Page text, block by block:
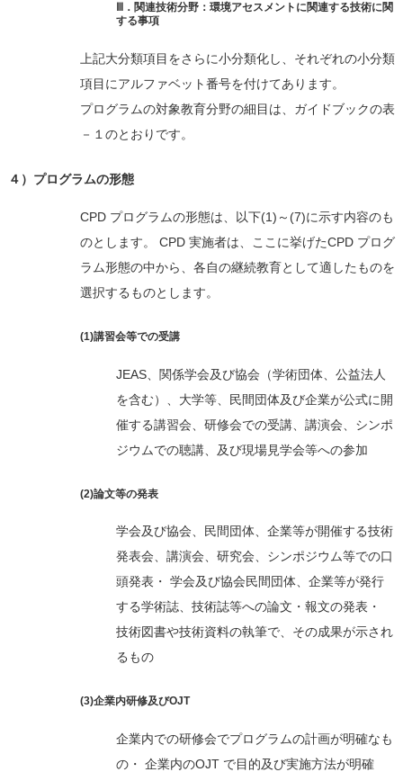
Ⅲ．関連技術分野：環境アセスメントに関連する技術に関
する事項
上記大分類項目をさらに小分類化し、それぞれの小分類
項目にアルファベット番号を付けてあります。
プログラムの対象教育分野の細目は、ガイドブックの表
－１のとおりです。
４）プログラムの形態
CPD プログラムの形態は、以下(1)～(7)に示す内容のも
のとします。 CPD 実施者は、ここに挙げたCPD プログ
ラム形態の中から、各自の継続教育として適したものを
選択するものとします。
(1)講習会等での受講
JEAS、関係学会及び協会（学術団体、公益法人
を含む）、大学等、民間団体及び企業が公式に開
催する講習会、研修会での受講、講演会、シンポ
ジウムでの聴講、及び現場見学会等への参加
(2)論文等の発表
学会及び協会、民間団体、企業等が開催する技術
発表会、講演会、研究会、シンポジウム等での口
頭発表・ 学会及び協会民間団体、企業等が発行
する学術誌、技術誌等への論文・報文の発表・
技術図書や技術資料の執筆で、その成果が示され
るもの
(3)企業内研修及びOJT
企業内での研修会でプログラムの計画が明確なも
の・ 企業内のOJT で目的及び実施方法が明確